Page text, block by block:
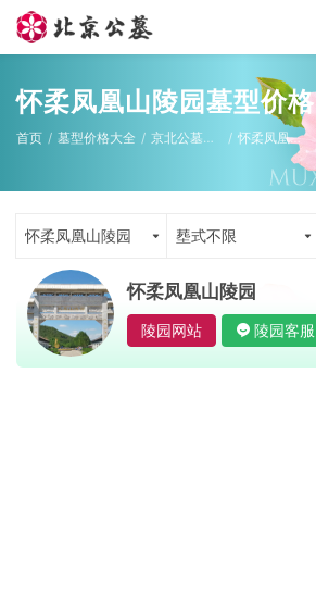
怀柔凤凰山陵园墓型价格
首页 墓型价格大全 京北公墓墓型 怀柔凤凰山陵园
怀柔凤凰山陵园 塟式不限
怀柔凤凰山陵园
陵园网站 陵园客服